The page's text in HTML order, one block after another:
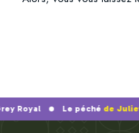
Le péchéde Juliette